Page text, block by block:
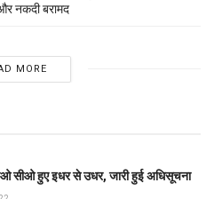
नकदी बरामद
MORE
सीओ हुए इधर से उधर, जारी हुई अधिसूचना